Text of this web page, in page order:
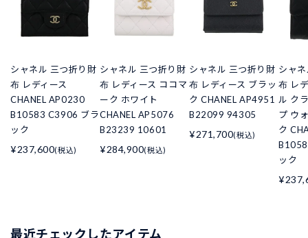
シャネル 三つ折り財
布 レディース
CHANEL AP0230
B10583 C3906 ブラ
ック
¥237,600(税込)
シャネル 三つ折り財
布 レディース ココマ
ーク ホワイト
CHANEL AP5076
B23239 10601
¥284,900(税込)
シャネル 三つ折り財
布 レディース ブラッ
ク CHANEL AP4951
B22099 94305
¥271,700(税込)
シャ
布 レ
ル ク
プ ウ
ク
ック
最近チェックしたアイテム